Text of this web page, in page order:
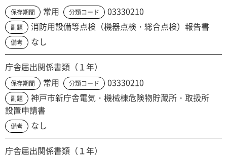
保存期間 常用 分類コード 03330210
副題 消防用設備等点検（機器点検・総合点検）報告書
備考 なし
庁舎届出関係書類（１年）
保存期間 常用 分類コード 03330210
副題
神戸市新庁舎電気・機械棟危険物貯蔵所・取扱所
設置申請書
備考 なし
庁舎届出関係書類（１年）